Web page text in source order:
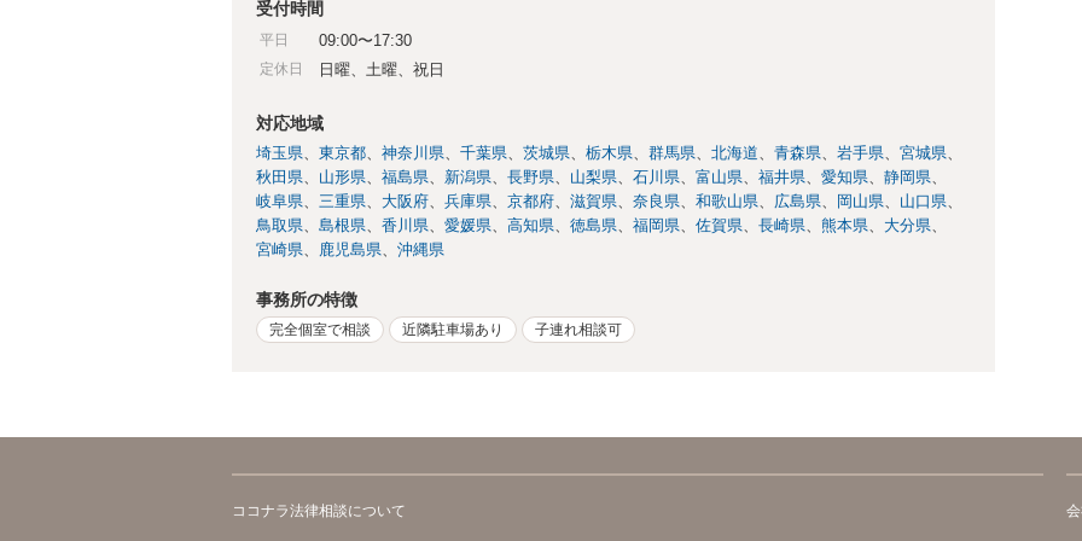
受付時間
平日 09:00〜17:30
定休日 日曜、土曜、祝日
対応地域
埼玉県 東京都 神奈川県 千葉県 茨城県 栃木県 群馬県 北海道 青森県 岩手県
宮城県
秋田県
山形県 福島県 新潟県 長野県 山梨県 石川県 富山県 福井県 愛知県
静岡県
岐阜県
三重県 大阪府 兵庫県 京都府 滋賀県 奈良県 和歌山県 広島県 岡山県
山口県
鳥取県
島根県 香川県 愛媛県 高知県 徳島県 福岡県 佐賀県 長崎県 熊本県
大分県
宮崎県
鹿児島県 沖縄県
事務所の特徴
完全個室で相談 近隣駐車場あり 子連れ相談可
ココナラ法律相談について